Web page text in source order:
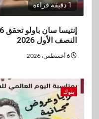
1 دقيقة قراءة
النصف الأول 2026
بنوك